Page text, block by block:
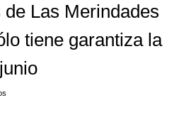
de Las Merindades
tiene garantiza la